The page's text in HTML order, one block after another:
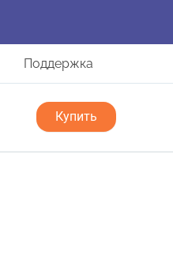
Поддержка
Купить